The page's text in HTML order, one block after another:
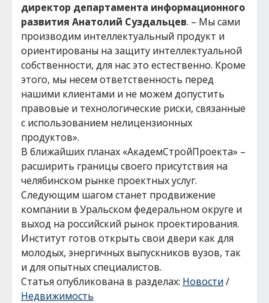
директор департамента информационного
развития Анатолий Суздальцев. – Мы сами
производим интеллектуальный продукт и
ориентированы на защиту интеллектуальной
собственности, для нас это естественно. Кроме
этого, мы несем ответственность перед
нашими клиентами и не можем допустить
правовые и технологические риски, связанные
с использованием нелицензионных
продуктов».
В ближайших планах «АкадемСтройПроекта» –
расширить границы своего присутствия на
челябинском рынке проектных услуг.
Следующим шагом станет продвижение
компании в Уральском федеральном округе и
выход на российский рынок проектирования.
Институт готов открыть свои двери как для
молодых, энергичных выпускников вузов, так
и для опытных специалистов.
Статья опубликована в разделах: Новости/
Недвижимость